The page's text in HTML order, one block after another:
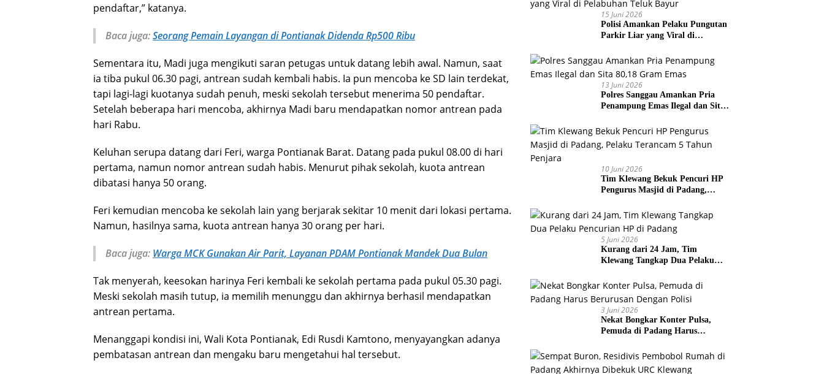
pendaftar,” katanya.
Baca juga:Seorang Pemain Layangan di Pontianak Didenda Rp500 Ribu
Sementara itu, Madi juga mengikuti saran petugas untuk datang lebih awal. Namun, saat
ia tiba pukul 06.30 pagi, antrean sudah kembali habis. Ia pun mencoba ke SD lain terdekat,
tapi lagi-lagi kuotanya sudah penuh, meski sekolah tersebut menerima 50 pendaftar.
Setelah beberapa hari mencoba, akhirnya Madi baru mendapatkan nomor antrean pada
hari Rabu.
Keluhan serupa datang dari Feri, warga Pontianak Barat. Datang pada pukul 08.00 di hari
pertama, namun nomor antrean sudah habis. Menurut pihak sekolah, kuota antrean
dibatasi hanya 50 orang.
Feri kemudian mencoba ke sekolah lain yang berjarak sekitar 10 menit dari lokasi pertama.
Namun, hasilnya sama, kuota antrean hanya 30 orang per hari.
Baca juga: Warga MCK Gunakan Air Parit, Layanan PDAM Pontianak Mandek Dua Bulan
Tak menyerah, keesokan harinya Feri kembali ke sekolah pertama pada pukul 05.30 pagi.
Meski sekolah masih tutup, ia memilih menunggu dan akhirnya berhasil mendapatkan
antrean pertama.
Menanggapi kondisi ini, Wali Kota Pontianak, Edi Rusdi Kamtono, menyayangkan adanya
pembatasan antrean dan mengaku baru mengetahui hal tersebut.
15 Juni 2026
Polisi Amankan Pelaku Pungutan
Parkir Liar yang Viral di
13 Juni 2026
Polres Sanggau Amankan Pria
Penampung Emas Ilegal dan Sita
10 Juni 2026
Tim Klewang Bekuk Pencuri HP
Pengurus Masjid di Padang,
Penjara
5 Juni 2026
Kurang dari 24 Jam, Tim
Klewang Tangkap Dua Pelaku
3 Juni 2026
Nekat Bongkar Konter Pulsa,
Pemuda di Padang Harus